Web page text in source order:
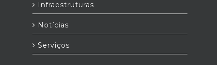
Infraestruturas
Notícias
Serviços